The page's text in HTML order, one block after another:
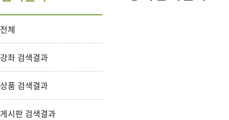
전체
강좌 검색결과
상품 검색결과
게시판 검색결과